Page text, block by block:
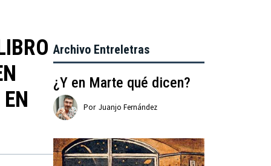
Archivo Entreletras
¿Y en Marte qué dicen?
Por Juanjo Fernández